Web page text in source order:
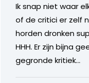
Ik snap niet waar
of de critici er zelf
horden dronken
HHH. Er zijn bijna
gegronde kritiek…